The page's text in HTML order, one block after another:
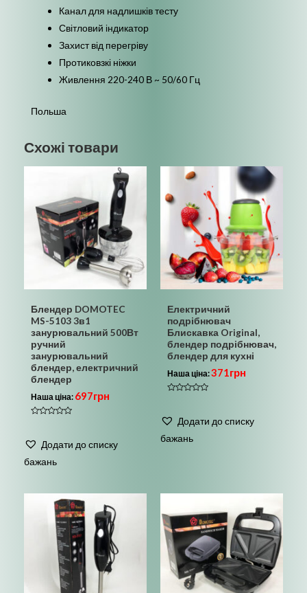
Канал для надлишків тесту
Світловий індикатор
Захист від перегріву
Протиковзкі ніжки
Живлення 220-240 В ~ 50/60 Гц
Польша
Схожі товари
Блендер DOMOTEC
MS-5103 3в1
занурювальний 500Вт
ручний
занурювальний
блендер, електричний
блендер
Наша ціна: 697грн
з
Додати до списку
бажань
Електричний
подрібнювач
Блискавка Original,
блендер подрібнювач,
блендер для кухні
Наша ціна:371грн
з
Додати до списку
бажань